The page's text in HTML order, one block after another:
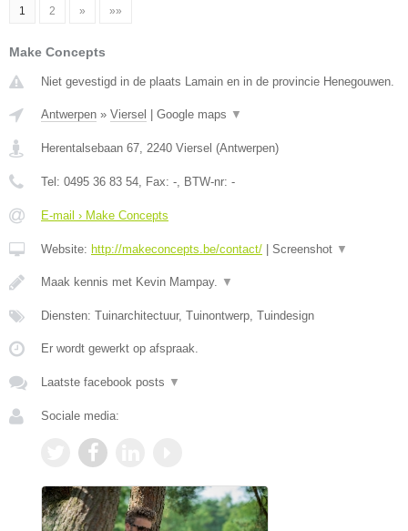
1 2 » »»
Make Concepts
Niet gevestigd in de plaats Lamain en in de provincie Henegouwen.
Antwerpen » Viersel Google maps ▼
Herentalsebaan 67, 2240 Viersel (Antwerpen)
Tel: 0495 36 83 54, Fax: -, BTW-nr: -
E-mail › Make Concepts
Website: http://makeconcepts.be/contact/ Screenshot ▼
Maak kennis met Kevin Mampay. ▼
Diensten: Tuinarchitectuur, Tuinontwerp, Tuindesign
Er wordt gewerkt op afspraak.
Laatste facebook posts ▼
Sociale media: